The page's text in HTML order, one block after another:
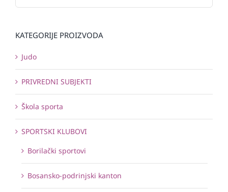
KATEGORIJE PROIZVODA
Judo
PRIVREDNI SUBJEKTI
Škola sporta
SPORTSKI KLUBOVI
Borilački sportovi
Bosansko-podrinjski kanton